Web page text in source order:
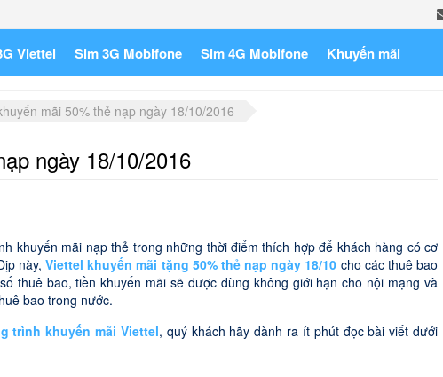
Viettel Sim 3G Mobifone Sim 4G Mobifone Khuyến mãi
mãi 50% thẻ nạp ngày 18/10/2016
ngày 18/10/2016
khuyến mãi nạp thẻ trong những thời điểm thích hợp để khách hàng có cơ
này, Viettel khuyến mãi tặng 50% thẻ nạp ngày 18/10 cho các thuê bao
thuê bao, tiền khuyến mãi sẽ được dùng không giới hạn cho nội mạng và
bao trong nước.
trình khuyến mãi Viettel, quý khách hãy dành ra ít phút đọc bài viết dưới